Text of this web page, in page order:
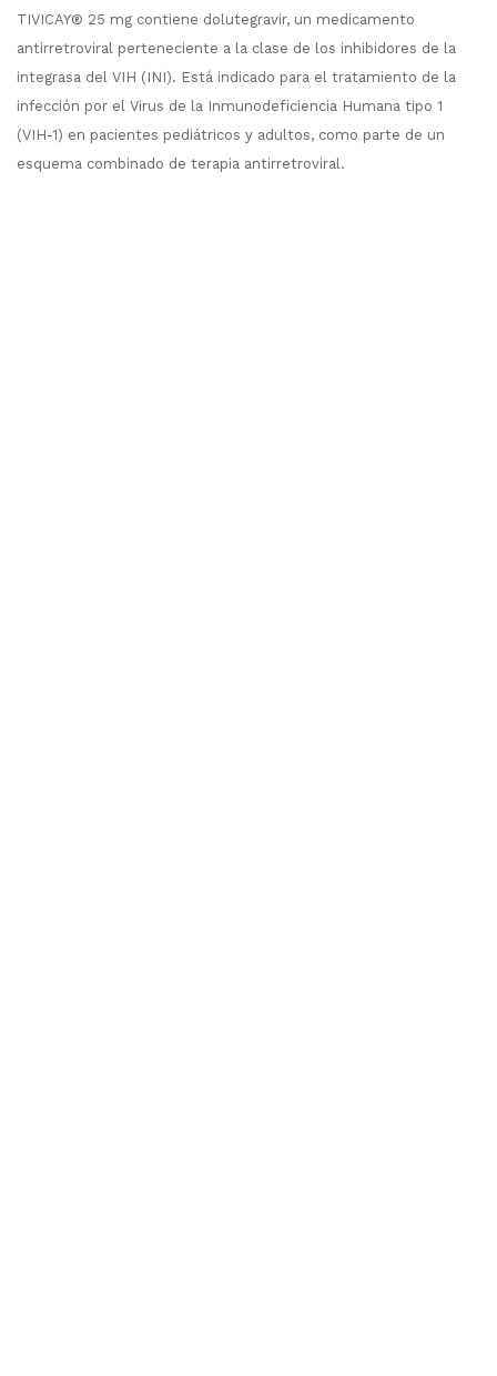
TIVICAY® 25 mg contiene dolutegravir, un medicamento
antirretroviral perteneciente a la clase de los inhibidores de la
integrasa del VIH (INI). Está indicado para el tratamiento de la
infección por el Virus de la Inmunodeficiencia Humana tipo 1
(VIH-1) en pacientes pediátricos y adultos, como parte de un
esquema combinado de terapia antirretroviral.